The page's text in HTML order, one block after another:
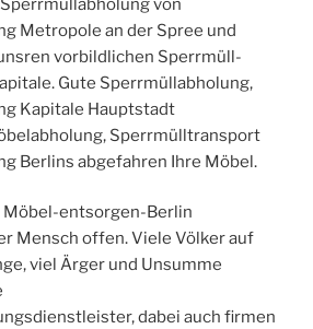
Metropole an der Spree und
vorbildlichen Sperrmüll-
Gute Sperrmüllabholung,
Kapitale Hauptstadt
Sperrmülltransport
Berlins abgefahren Ihre Möbel.
Möbel-entsorgen-Berlin
Mensch offen. Viele Völker auf
viel Ärger und Unsumme
dabei auch firmen